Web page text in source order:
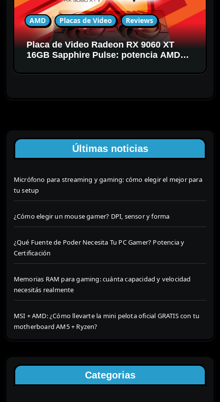
AMD Placas de Video Reviews
Placa de Video Radeon RX 9060 XT
16GB Sapphire Pulse: potencia AMD
Últimas noticias
Micrófono para streaming y gaming: cómo elegir el mejor para
tu setup
¿Cómo elegir un mouse gamer? DPI, sensor y forma
¿Qué Fuente de Poder Necesita Tu PC Gamer? Potencia y
Certificación
Memorias RAM para gaming: cuánta capacidad y velocidad
necesitás realmente
MSI + AMD: ¿Cómo llevarte la mini pelota oficial GRATIS con tu
motherboard AM5 + Ryzen?
Categorias